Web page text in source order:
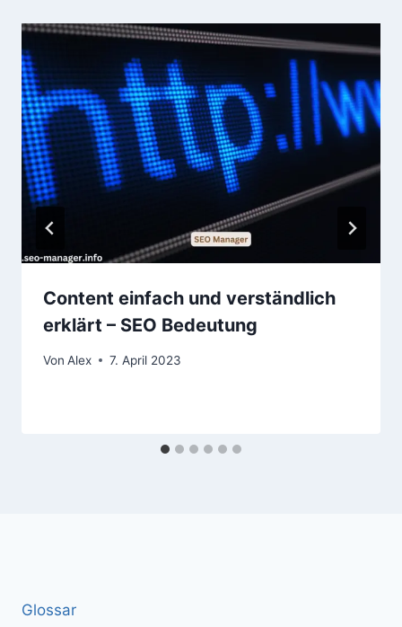
Content einfach und verständlich
erklärt – SEO Bedeutung
Von Alex 7. April 2023
Glossar